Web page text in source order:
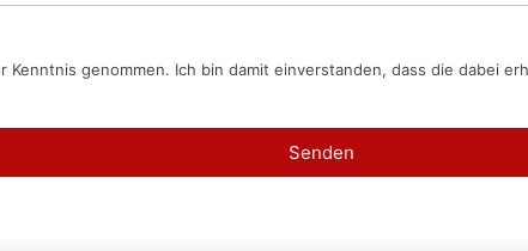
Kenntnis genommen. Ich bin damit einverstanden, dass die dabei
Senden